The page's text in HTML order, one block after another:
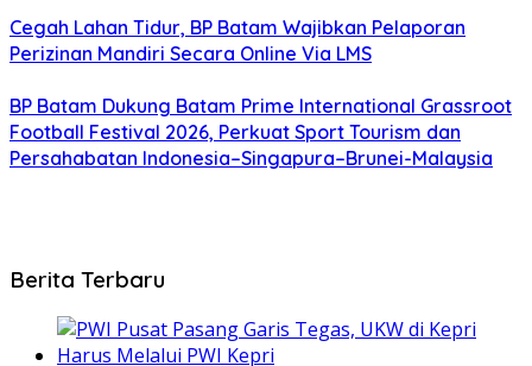
Cegah Lahan Tidur, BP Batam Wajibkan Pelaporan
Perizinan Mandiri Secara Online Via LMS
BP Batam Dukung Batam Prime International Grassroot
Football Festival 2026, Perkuat Sport Tourism dan
Persahabatan Indonesia–Singapura–Brunei-Malaysia
Berita Terbaru